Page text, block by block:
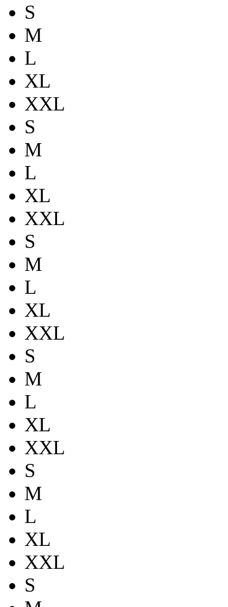
S
M
L
XL
XXL
S
M
L
XL
XXL
S
M
L
XL
XXL
S
M
L
XL
XXL
S
M
L
XL
XXL
S